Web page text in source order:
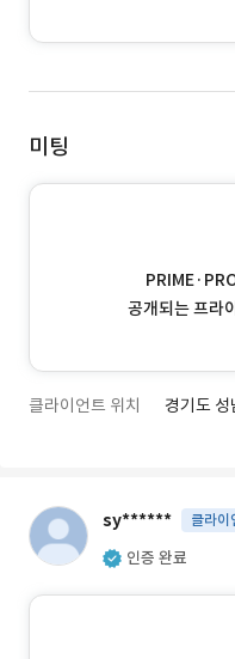
미팅
공개되는 프라
클라이언트 위치 경기도
sy****** 클라이
인증 완료